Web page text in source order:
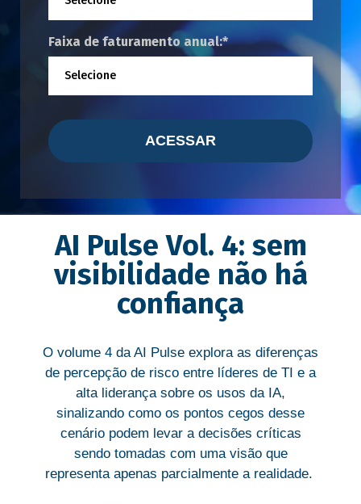
Faixa de faturamento anual:*
AI Pulse Vol. 4: sem
visibilidade não há
confiança
O volume 4 da AI Pulse explora as diferenças
de percepção de risco entre líderes de TI e a
alta liderança sobre os usos da IA,
sinalizando como os pontos cegos desse
cenário podem levar a decisões críticas
sendo tomadas com uma visão que
representa apenas parcialmente a realidade.